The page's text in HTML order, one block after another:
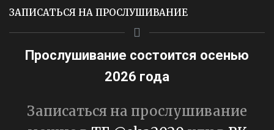
ЗАПИСАТЬСЯ НА ПРОСЛУШИВАНИЕ
Прослушивание состоится осенью
2026 года
Записаться на прослушивание